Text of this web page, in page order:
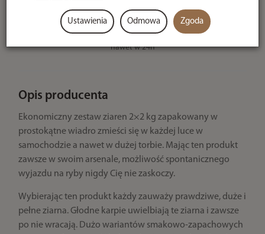
U ciebie
nawet w 24h
Opis producenta
Ekonomiczny zestaw ziaren 2×2 kg zapakowany w
prostokątne wiadro zmieści się w każdej luce w
samochodzie a nawet w dużej torbie. Mając ten produkt
zawsze w swoim arsenale, możliwość spontanicznego
wyjazdu na ryby nigdy Cię nie zaskoczy.
Wybierając ten produkt każdy zauważy prawdziwe, duże i
pełne ziarna. Głodne karpie uwielbiają te ziarna i zawsze
po nie wracają. Dużo wariantów smakowo-zapachowych
Ustawienia Odmowa Zgoda